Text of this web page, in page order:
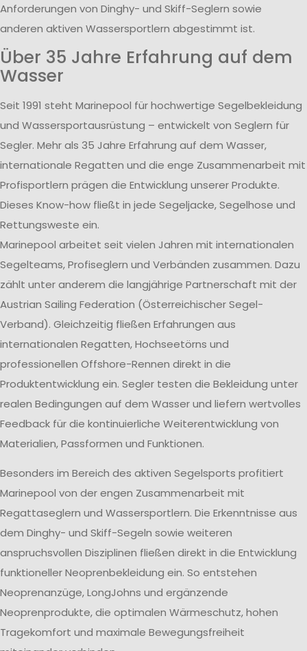
Anforderungen von Dinghy- und Skiff-Seglern sowie
anderen aktiven Wassersportlern abgestimmt ist.
Über 35 Jahre Erfahrung auf dem
Wasser
Seit 1991 steht Marinepool für hochwertige Segelbekleidung
und Wassersportausrüstung – entwickelt von Seglern für
Segler. Mehr als 35 Jahre Erfahrung auf dem Wasser,
internationale Regatten und die enge Zusammenarbeit mit
Profisportlern prägen die Entwicklung unserer Produkte.
Dieses Know-how fließt in jede Segeljacke, Segelhose und
Rettungsweste ein.
Marinepool arbeitet seit vielen Jahren mit internationalen
Segelteams, Profiseglern und Verbänden zusammen. Dazu
zählt unter anderem die langjährige Partnerschaft mit der
Austrian Sailing Federation (Österreichischer Segel-
Verband). Gleichzeitig fließen Erfahrungen aus
internationalen Regatten, Hochseetörns und
professionellen Offshore-Rennen direkt in die
Produktentwicklung ein. Segler testen die Bekleidung unter
realen Bedingungen auf dem Wasser und liefern wertvolles
Feedback für die kontinuierliche Weiterentwicklung von
Materialien, Passformen und Funktionen.
Besonders im Bereich des aktiven Segelsports profitiert
Marinepool von der engen Zusammenarbeit mit
Regattaseglern und Wassersportlern. Die Erkenntnisse aus
dem Dinghy- und Skiff-Segeln sowie weiteren
anspruchsvollen Disziplinen fließen direkt in die Entwicklung
funktioneller Neoprenbekleidung ein. So entstehen
Neoprenanzüge, LongJohns und ergänzende
Neoprenprodukte, die optimalen Wärmeschutz, hohen
Tragekomfort und maximale Bewegungsfreiheit